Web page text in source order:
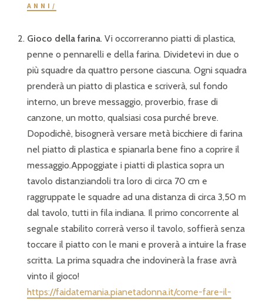
ANNI/
Gioco della farina. Vi occorreranno piatti di plastica,
penne o pennarelli e della farina. Dividetevi in due o
più squadre da quattro persone ciascuna. Ogni squadra
prenderà un piatto di plastica e scriverà, sul fondo
interno, un breve messaggio, proverbio, frase di
canzone, un motto, qualsiasi cosa purché breve.
Dopodichè, bisognerà versare metà bicchiere di farina
nel piatto di plastica e spianarla bene fino a coprire il
messaggio.Appoggiate i piatti di plastica sopra un
tavolo distanziandoli tra loro di circa 70 cm e
raggruppate le squadre ad una distanza di circa 3,50 m
dal tavolo, tutti in fila indiana. Il primo concorrente al
segnale stabilito correrà verso il tavolo, soffierà senza
toccare il piatto con le mani e proverà a intuire la frase
scritta. La prima squadra che indovinerà la frase avrà
vinto il gioco!
https://faidatemania.pianetadonna.it/come-fare-il-